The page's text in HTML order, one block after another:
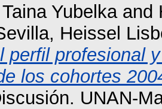
Yubelkaand
Heissel
perfil profesional
los cohortes
UNAN-